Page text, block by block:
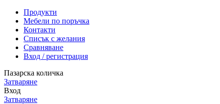
Продукти
Мебели по поръчка
Контакти
Списък с желания
Сравняване
Вход / регистрация
Пазарска количка
Затваряне
Вход
Затваряне